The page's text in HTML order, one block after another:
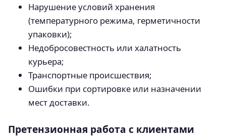
Нарушение условий хранения
(температурного режима, герметичности
упаковки);
Недобросовестность или халатность
курьера;
Транспортные происшествия;
Ошибки при сортировке или назначении
мест доставки.
Претензионная работа с клиентами